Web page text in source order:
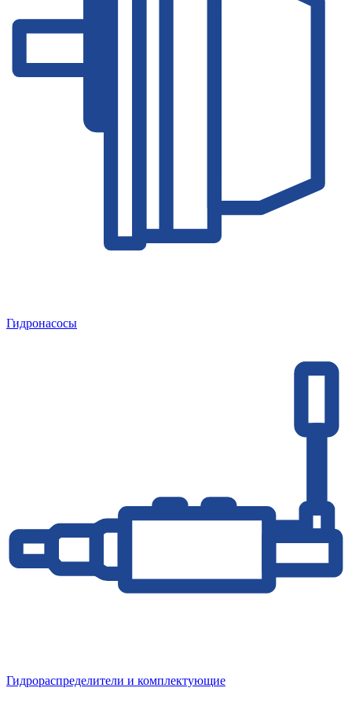
Гидронасосы
Гидрораспределители и комплектующие